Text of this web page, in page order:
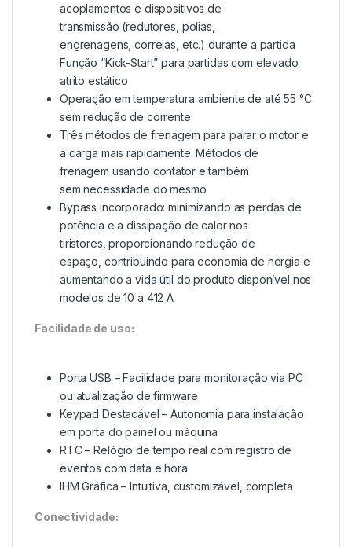
acoplamentos e dispositivos de
transmissão (redutores, polias,
engrenagens, correias, etc.) durante a partida
Função “Kick-Start” para partidas com elevado
atrito estático
Operação em temperatura ambiente de até 55 °C
sem redução de corrente
Três métodos de frenagem para parar o motor e
a carga mais rapidamente. Métodos de
frenagem usando contator e também
sem necessidade do mesmo
Bypass incorporado: minimizando as perdas de
potência e a dissipação de calor nos
tiristores, proporcionando redução de
espaço, contribuindo para economia de nergia e
aumentando a vida útil do produto disponível nos
modelos de 10 a 412 A
Facilidade de uso:
Porta USB – Facilidade para monitoração via PC
ou atualização de firmware
Keypad Destacável – Autonomia para instalação
em porta do painel ou máquina
RTC – Relógio de tempo real com registro de
eventos com data e hora
IHM Gráfica – Intuitiva, customizável, completa
Conectividade: